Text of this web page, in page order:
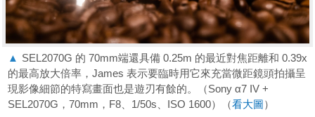
▲ SEL2070G 的 70mm端還具備 0.25m 的最近對焦距離和 0.39x
的最高放大倍率，James 表示要臨時用它來充當微距鏡頭拍攝呈
現影像細節的特寫畫面也是遊刃有餘的。（Sony α7 IV +
SEL2070G，70mm，F8、1/50s、ISO 1600）（看大圖 ）